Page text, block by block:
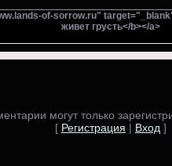
of-sorrow.ru"
живет грусть</b></a>
могут только
[ Регистрация | Вход ]